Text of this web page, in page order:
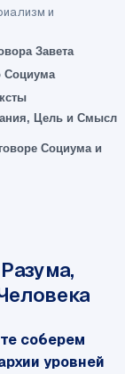
и
Завета
Социума
Цель и Смысл
Социума и
соберем
уровней